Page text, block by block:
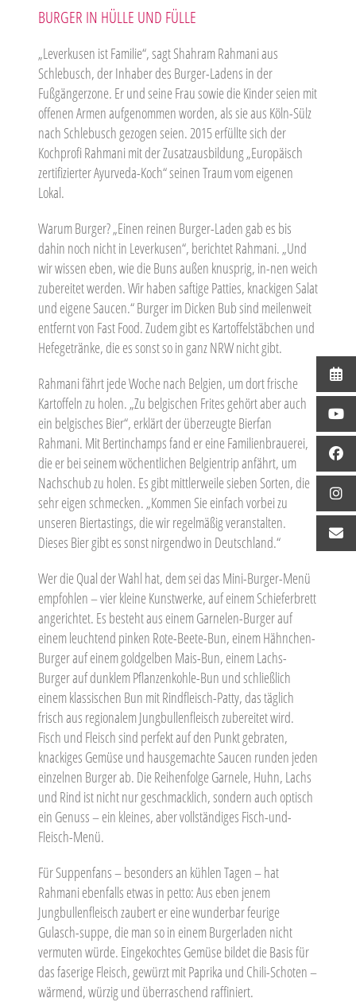
BURGER IN HÜLLE UND FÜLLE
„Leverkusen ist Familie“, sagt Shahram Rahmani aus
Schlebusch, der Inhaber des Burger-Ladens in der
Fußgängerzone. Er und seine Frau sowie die Kinder seien mit
offenen Armen aufgenommen worden, als sie aus Köln-Sülz
nach Schlebusch gezogen seien. 2015 erfüllte sich der
Kochprofi Rahmani mit der Zusatzausbildung „Europäisch
zertifizierter Ayurveda-Koch“ seinen Traum vom eigenen
Lokal.
Warum Burger? „Einen reinen Burger-Laden gab es bis
dahin noch nicht in Leverkusen“, berichtet Rahmani. „Und
wir wissen eben, wie die Buns außen knusprig, in-nen weich
zubereitet werden. Wir haben saftige Patties, knackigen Salat
und eigene Saucen.“ Burger im Dicken Bub sind meilenweit
entfernt von Fast Food. Zudem gibt es Kartoffelstäbchen und
Hefegetränke, die es sonst so in ganz NRW nicht gibt.
Rahmani fährt jede Woche nach Belgien, um dort frische
Kartoffeln zu holen. „Zu belgischen Frites gehört aber auch
ein belgisches Bier“, erklärt der überzeugte Bierfan
Rahmani. Mit Bertinchamps fand er eine Familienbrauerei,
die er bei seinem wöchentlichen Belgientrip anfährt, um
Nachschub zu holen. Es gibt mittlerweile sieben Sorten, die
sehr eigen schmecken. „Kommen Sie einfach vorbei zu
unseren Biertastings, die wir regelmäßig veranstalten.
Dieses Bier gibt es sonst nirgendwo in Deutschland.“
Wer die Qual der Wahl hat, dem sei das Mini-Burger-Menü
empfohlen – vier kleine Kunstwerke, auf einem Schieferbrett
angerichtet. Es besteht aus einem Garnelen-Burger auf
einem leuchtend pinken Rote-Beete-Bun, einem Hähnchen-
Burger auf einem goldgelben Mais-Bun, einem Lachs-
Burger auf dunklem Pflanzenkohle-Bun und schließlich
einem klassischen Bun mit Rindfleisch-Patty, das täglich
frisch aus regionalem Jungbullenfleisch zubereitet wird.
Fisch und Fleisch sind perfekt auf den Punkt gebraten,
knackiges Gemüse und hausgemachte Saucen runden jeden
einzelnen Burger ab. Die Reihenfolge Garnele, Huhn, Lachs
und Rind ist nicht nur geschmacklich, sondern auch optisch
ein Genuss – ein kleines, aber vollständiges Fisch-und-
Fleisch-Menü.
Für Suppenfans – besonders an kühlen Tagen – hat
Rahmani ebenfalls etwas in petto: Aus eben jenem
Jungbullenfleisch zaubert er eine wunderbar feurige
Gulasch-suppe, die man so in einem Burgerladen nicht
vermuten würde. Eingekochtes Gemüse bildet die Basis für
das faserige Fleisch, gewürzt mit Paprika und Chili-Schoten –
wärmend, würzig und überraschend raffiniert.